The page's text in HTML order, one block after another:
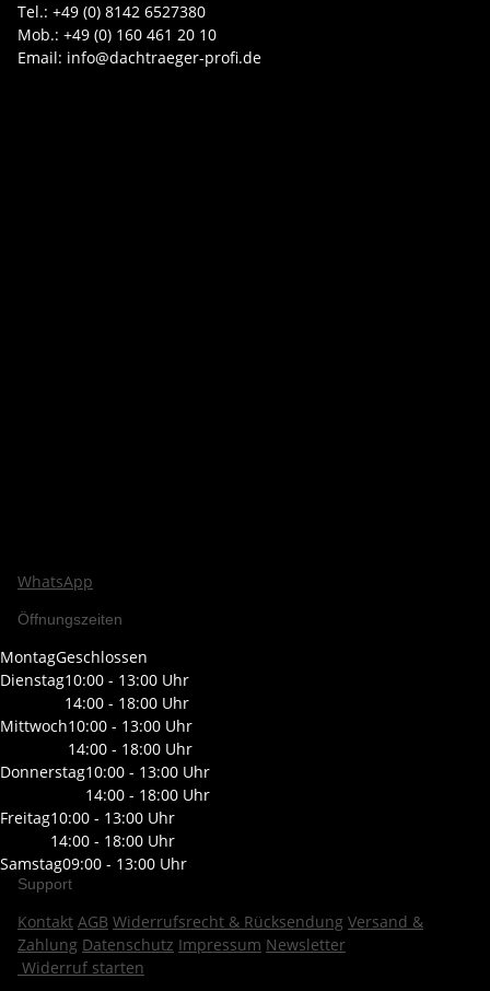
Tel.: +49 (0) 8142 6527380
Mob.: +49 (0) 160 461 20 10
Email: info@dachtraeger-profi.de
WhatsApp
Öffnungszeiten
MontagGeschlossen
Dienstag10:00 - 13:00 Uhr
14:00 - 18:00 Uhr
Mittwoch10:00 - 13:00 Uhr
14:00 - 18:00 Uhr
Donnerstag10:00 - 13:00 Uhr
14:00 - 18:00 Uhr
Freitag10:00 - 13:00 Uhr
14:00 - 18:00 Uhr
Samstag09:00 - 13:00 Uhr
Support
Kontakt AGB Widerrufsrecht & Rücksendung Versand &
Zahlung Datenschutz Impressum Newsletter
Widerruf starten